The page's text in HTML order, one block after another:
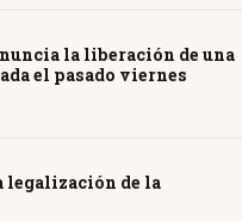
la liberación de una
el pasado viernes
legalización de la